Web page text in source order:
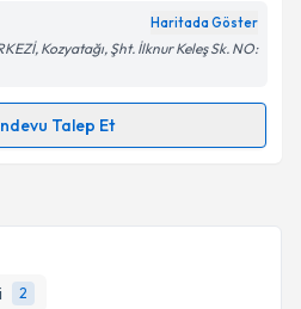
2
işlenmesine ilişkinAydınlatma
kabul ediyorum.
Haritada Göster
Kozyatağı, Şht. İlknur Keleş Sk. NO:
Talep Et
Talebi
e-posta ile bilgilendireceğiz.